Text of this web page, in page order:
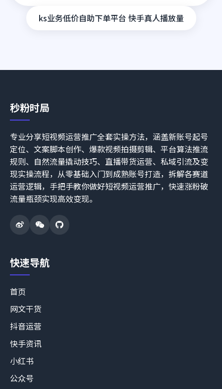
ks业务低价自助下单平台 快手真人播放量
秒粉时局
专业分享短视频运营推广全套实操方法，涵盖新账号起号
定位、文案脚本创作、爆款视频拍摄剪辑、平台算法推流
规则、自然流量撬动技巧、直播带货运营、私域引流及变
现实操流程，从零基础入门到成熟账号打造，拆解各赛道
运营逻辑，手把手教你做好短视频运营推广，快速涨粉破
流量瓶颈实现高效变现。
快速导航
首页
网文干货
抖音运营
快手资讯
小红书
公众号